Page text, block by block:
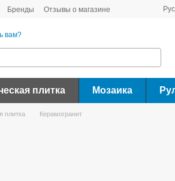
Бренды Отзывы о магазине Рус
вам?
плитка Мозаика
плитка Керамогранит